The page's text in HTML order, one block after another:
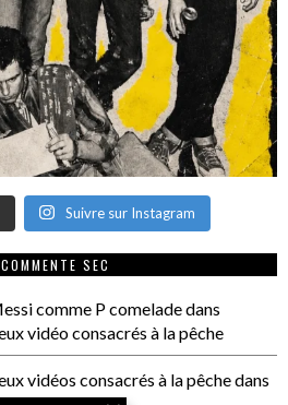
Suivre sur Instagram
SEC
comme P comeladedans
vidéo consacrés à la pêche
vidéos consacrés à la pêchedans